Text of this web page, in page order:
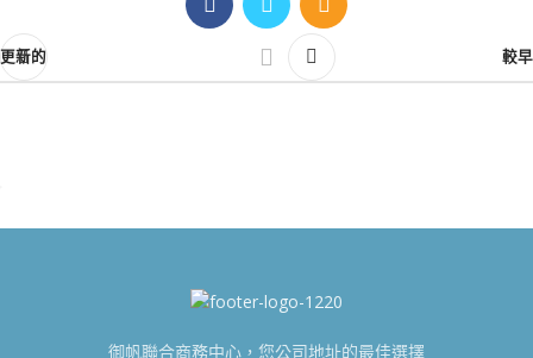
更新的 較早
御帆聯合商務中心，您公司地址的最佳選擇